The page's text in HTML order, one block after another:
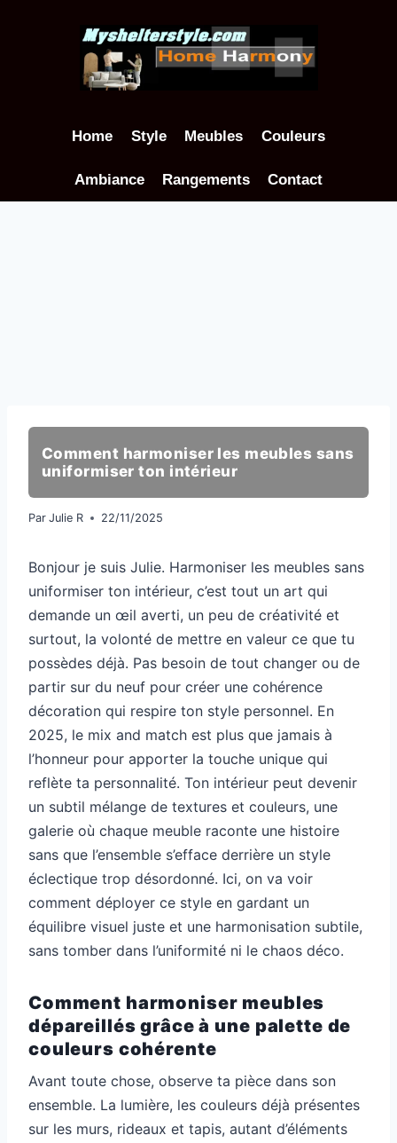
Home Style Meubles Couleurs
Ambiance Rangements Contact
Comment harmoniser les meubles sans
uniformiser ton intérieur
Par Julie R 22/11/2025
Bonjour je suis Julie. Harmoniser les meubles sans
uniformiser ton intérieur, c’est tout un art qui
demande un œil averti, un peu de créativité et
surtout, la volonté de mettre en valeur ce que tu
possèdes déjà. Pas besoin de tout changer ou de
partir sur du neuf pour créer une cohérence
décoration qui respire ton style personnel. En
2025, le mix and match est plus que jamais à
l’honneur pour apporter la touche unique qui
reflète ta personnalité. Ton intérieur peut devenir
un subtil mélange de textures et couleurs, une
galerie où chaque meuble raconte une histoire
sans que l’ensemble s’efface derrière un style
éclectique trop désordonné. Ici, on va voir
comment déployer ce style en gardant un
équilibre visuel juste et une harmonisation subtile,
sans tomber dans l’uniformité ni le chaos déco.
Comment harmoniser meubles
dépareillés grâce à une palette de
couleurs cohérente
Avant toute chose, observe ta pièce dans son
ensemble. La lumière, les couleurs déjà présentes
sur les murs, rideaux et tapis, autant d’éléments